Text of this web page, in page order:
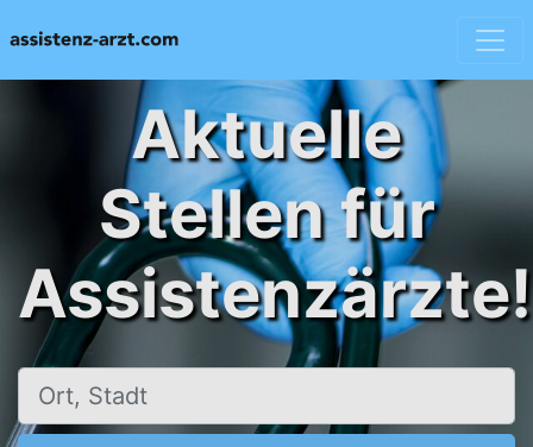
Aktuelle
Stellen für
Assistenzärzte!
Ort, Stadt